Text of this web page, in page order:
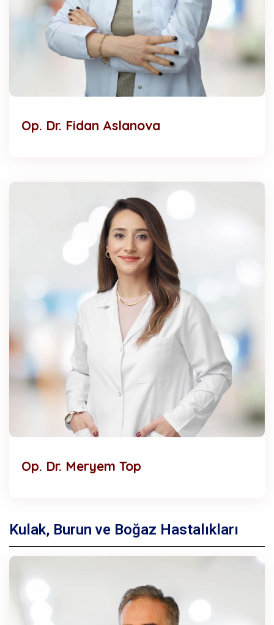
Op. Dr. Fidan Aslanova
Op. Dr. Meryem Top
Kulak, Burun ve Boğaz Hastalıkları